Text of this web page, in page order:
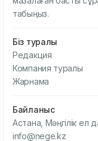
табыңыз.
Біз туралы
Редакция
Компания туралы
Жарнама
Байланыс
Астана, Мәңгілік ел
info@nege.kz